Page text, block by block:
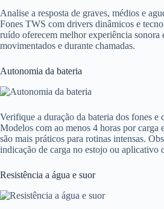
Analise a resposta de graves, médios e
Fones TWS com drivers dinâmicos e
ruído oferecem melhor experiência sonora
movimentados e durante chamadas.
Autonomia da bateria
Verifique a duração da bateria dos fones e
Modelos com ao menos 4 horas por carga
são mais práticos para rotinas intensas.
indicação de carga no estojo ou aplicativo
Resistência a água e suor